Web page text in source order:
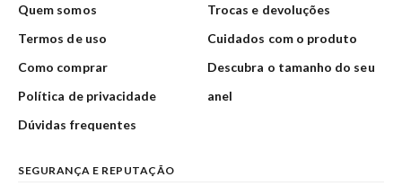
Quem somos
Termos de uso
Como comprar
Política de privacidade
Dúvidas frequentes
Trocas e devoluções
Cuidados com o produto
Descubra o tamanho do seu
anel
SEGURANÇA E REPUTAÇÃO